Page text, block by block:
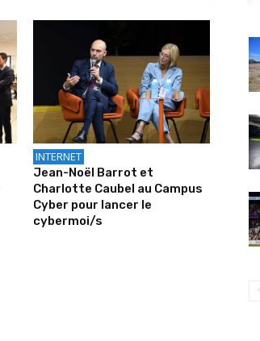
INTERNET
Jean-Noël Barrot et
Charlotte Caubel au Campus
Cyber pour lancer le
cybermoi/s